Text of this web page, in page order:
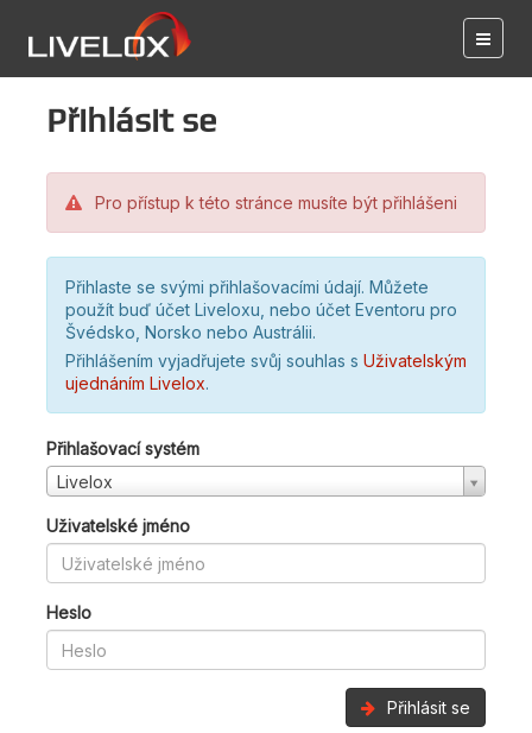
Přihlásit se
Pro přístup k této stránce musíte být přihlášeni
Přihlaste se svými přihlašovacími údají. Můžete
použít buď účet Liveloxu, nebo účet Eventoru pro
Švédsko, Norsko nebo Austrálii.
Přihlášením vyjadřujete svůj souhlas s Uživatelským
ujednáním Livelox.
Přihlašovací systém
Livelox
Uživatelské jméno
Heslo
Přihlásit se